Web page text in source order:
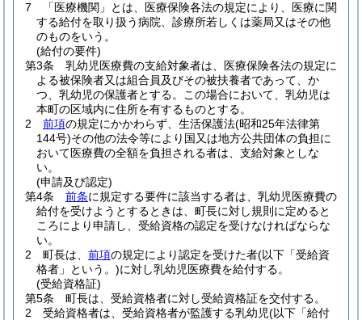
7
「医療機関」とは、医療保険各法の規定により、医療に関
する給付を取り扱う病院、診療所若しくは薬局又はその他
のものをいう。
(給付の要件)
第3条
乳幼児医療費の支給対象者は、医療保険各法の規定に
よる被保険者又は組合員及びその被扶養者であって、か
つ、乳幼児の保護者とする。
この場合において、乳幼児は
本町の区域内に住所を有するものとする。
2
前項の規定にかかわらず、生活保護法(昭和25年法律第
144号)その他の法令等により国又は地方公共団体の負担に
おいて医療費の全額を負担される者は、支給対象としな
い。
(申請及び認定)
第4条
前条に規定する要件に該当する者は、乳幼児医療費の
給付を受けようとするときは、町長に対し規則に定めると
ころにより申請し、受給資格の認定を受けなければならな
い。
2
町長は、 前項の規定により認定を受けた者(以下「受給資
格者」という。)に対し乳幼児医療費を給付する。
(受給資格証)
第5条
町長は、受給資格者に対し受給資格証を交付する。
2
受給資格者は、受給資格者が監護する乳幼児(以下「給付